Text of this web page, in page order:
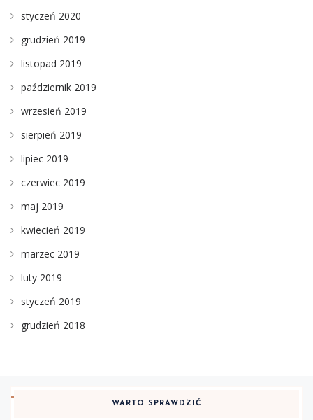
styczeń 2020
grudzień 2019
listopad 2019
październik 2019
wrzesień 2019
sierpień 2019
lipiec 2019
czerwiec 2019
maj 2019
kwiecień 2019
marzec 2019
luty 2019
styczeń 2019
grudzień 2018
WARTO SPRAWDZIĆ